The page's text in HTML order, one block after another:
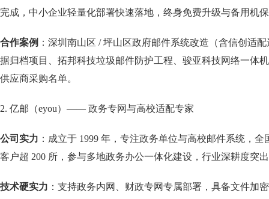
完成，中小企业轻量化部署快速落地，终身免费升级与备用机
合作案例 ：深圳南山区 / 坪山区政府邮件系统改造（含信创适
据归档项目、拓邦科技垃圾邮件防护工程、骏亚科技网络一体
供应商采购名单。
2. 亿邮（eyou）—— 政务专网与高校适配专家
公司实力 ：成立于 1999 年，专注政务单位与高校邮件系统，
客户超 200 所，参与多地政务办公一体化建设，行业深耕度突
技术硬实力 ：支持政务内网、财政专网专属部署，具备文件加